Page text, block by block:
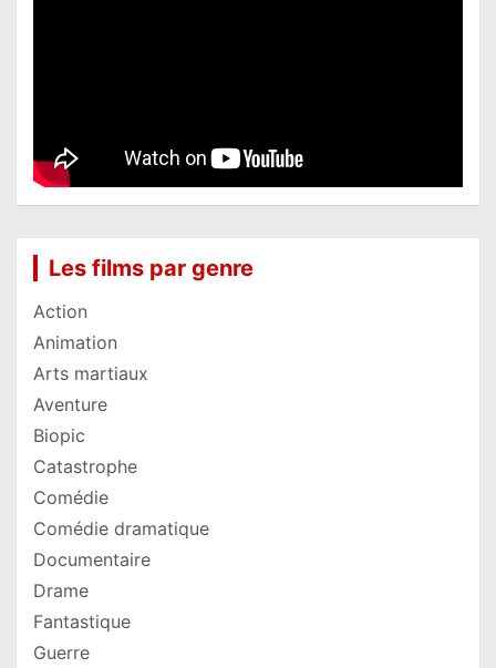
Les films par genre
Action
Animation
Arts martiaux
Aventure
Biopic
Catastrophe
Comédie
Comédie dramatique
Documentaire
Drame
Fantastique
Guerre